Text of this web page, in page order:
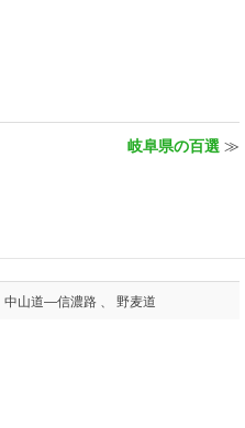
岐阜県の百選 ≫
中山道―碓氷峠越 、 松本・千国街道 、 中山道―信濃路 、 野麦道